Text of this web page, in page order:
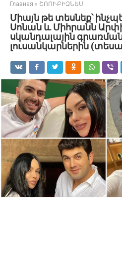
Главная » ՇՈՈՒ-ԲԻԶՆԵՍ
Միայն թե տեսնեք՝
Սոնան և Միհրանն
սկանդալային
լուսանկարներին